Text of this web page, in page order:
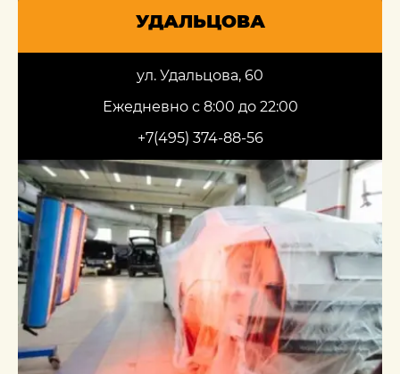
УДАЛЬЦОВА
ул. Удальцова, 60
Ежедневно с 8:00 до 22:00
+7(495) 374-88-56